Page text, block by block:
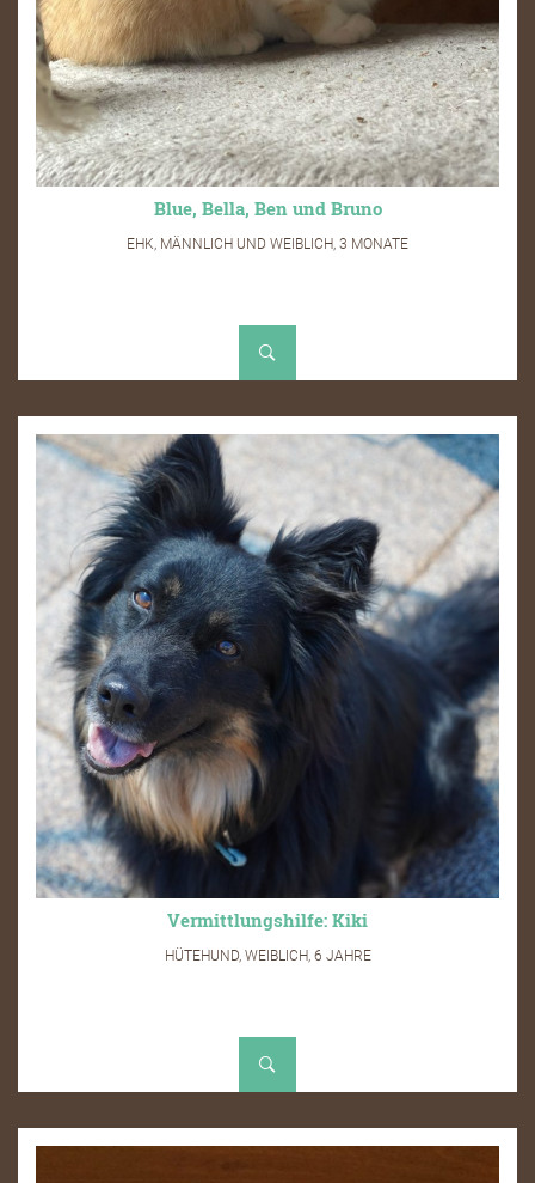
Blue, Bella, Ben und Bruno
EHK, MÄNNLICH UND WEIBLICH, 3 MONATE
Vermittlungshilfe: Kiki
HÜTEHUND, WEIBLICH, 6 JAHRE